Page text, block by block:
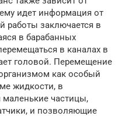
идет информация от
работы заключается в
в барабанных
в каналах в
головой. Перемещение
как особый
жидкости, в
маленькие частицы,
и позволяющие